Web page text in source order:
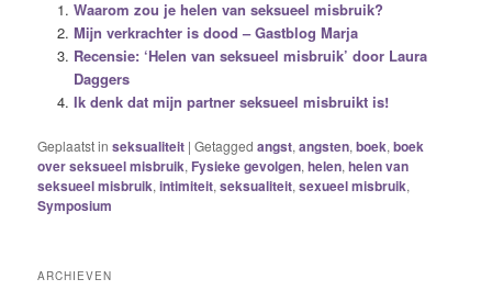
Waarom zou je helen van seksueel misbruik?
Mijn verkrachter is dood – Gastblog Marja
Recensie: ‘Helen van seksueel misbruik’ door Laura
Daggers
Ik denk dat mijn partner seksueel misbruikt is!
Geplaatst in seksualiteit |Getagged angst,angsten,boek,boek
over seksueel misbruik, Fysieke gevolgen,helen,helen van
seksueel misbruik,intimiteit,seksualiteit,sexueel misbruik,
Symposium
ARCHIEVEN